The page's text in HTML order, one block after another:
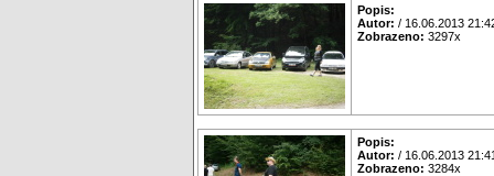
Popis:
Autor: / 16.06.2013
Zobrazeno: 3297x
Popis:
Autor: / 16.06.2013
Zobrazeno: 3284x